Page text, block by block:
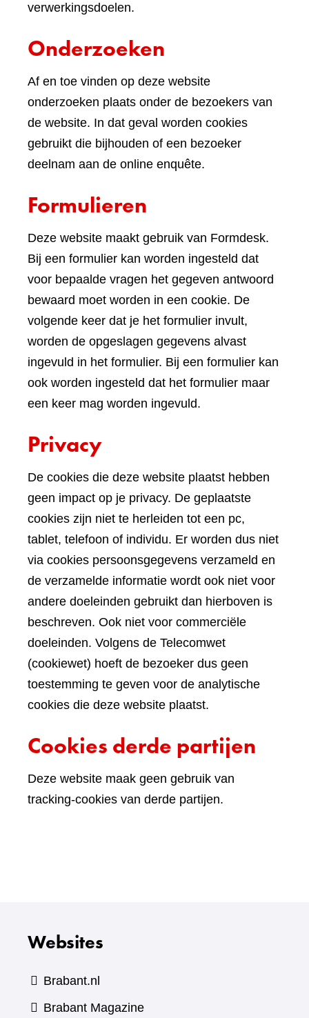
verwerkingsdoelen.
Onderzoeken
Af en toe vinden op deze website
onderzoeken plaats onder de bezoekers van
de website. In dat geval worden cookies
gebruikt die bijhouden of een bezoeker
deelnam aan de online enquête.
Formulieren
Deze website maakt gebruik van Formdesk.
Bij een formulier kan worden ingesteld dat
voor bepaalde vragen het gegeven antwoord
bewaard moet worden in een cookie. De
volgende keer dat je het formulier invult,
worden de opgeslagen gegevens alvast
ingevuld in het formulier. Bij een formulier kan
ook worden ingesteld dat het formulier maar
een keer mag worden ingevuld.
Privacy
De cookies die deze website plaatst hebben
geen impact op je privacy. De geplaatste
cookies zijn niet te herleiden tot een pc,
tablet, telefoon of individu. Er worden dus niet
via cookies persoonsgegevens verzameld en
de verzamelde informatie wordt ook niet voor
andere doeleinden gebruikt dan hierboven is
beschreven. Ook niet voor commerciële
doeleinden. Volgens de Telecomwet
(cookiewet) hoeft de bezoeker dus geen
toestemming te geven voor de analytische
cookies die deze website plaatst.
Cookies derde partijen
Deze website maak geen gebruik van
tracking-cookies van derde partijen.
Websites
Brabant.nl
Brabant Magazine(verwijst